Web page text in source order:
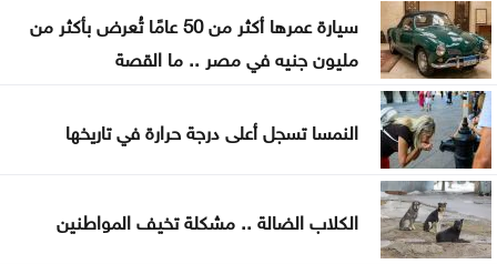
مشاريع النقل والمرور
2.8 مليار دينار قروض كشف الراتب منذ بداية العام
سيارة عمرها أكثر من 50 عامًا تُعرض بأكثر من
مليون جنيه في مصر .. ما القصة
النمسا تسجل أعلى درجة حرارة في تاريخها
الكلاب الضالة .. مشكلة تخيف المواطنين